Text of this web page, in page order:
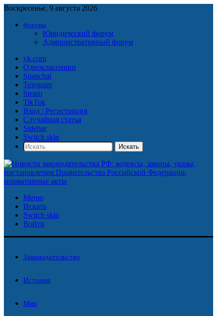
Воскресенье, 9 августа 2026
Форумы
Юридический форум
Административный форум
vk.com
Одноклассники
Snapchat
Telegram
Steam
TikTok
Вход / Регистрация
Случайная статья
Sidebar
Switch skin
Искать
Меню
Искать
Switch skin
Войти
Законодательство
История
Мир